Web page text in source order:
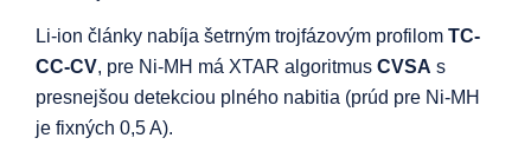
Li-ion články nabíja šetrným trojfázovým profilom TC-
CC-CV, pre Ni-MH má XTAR algoritmus CVSA s
presnejšou detekciou plného nabitia (prúd pre Ni-MH
je fixných 0,5 A).